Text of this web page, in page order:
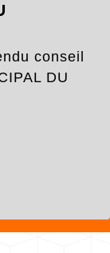
conseil
DU